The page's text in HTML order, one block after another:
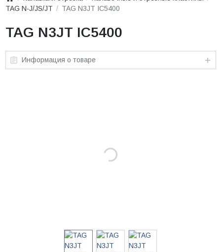
TAG N-J/JS/JT
TAG N3JT IC5400
TAG N3JT IC5400
Информация о товаре